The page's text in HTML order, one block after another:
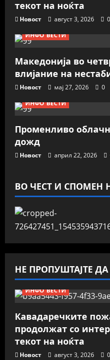
текот на ноќта
Новост август 3, 2026
0
ИНФО ВЕСТИ
Македонија во
влијание на
Новост мај 27, 2026
0
ИНФО ВЕСТИ
Променливо
дожд
Новост април 22, 2026
ВО ЧЕСТ И СПОМЕН
НЕ ПРОПУШТАЈТЕ
ИНФО ВЕСТИ
Кавадаречките
продолжат со
текот на ноќта
Новост август 3, 2026
0